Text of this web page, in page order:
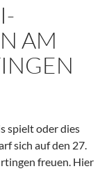
AM
spielt oder dies
sich auf den 27.
freuen. Hier